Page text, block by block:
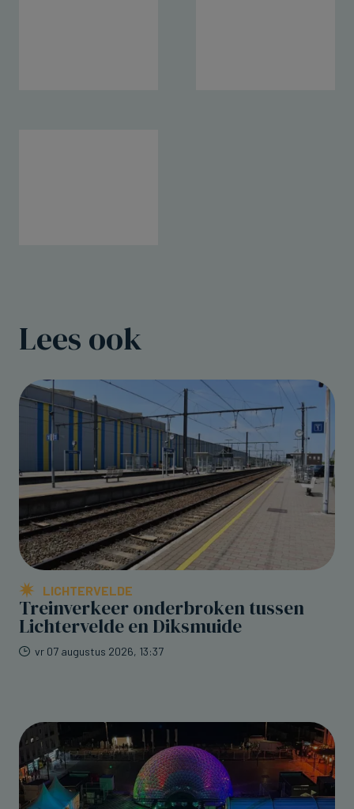
Lees ook
LICHTERVELDE
Treinverkeer onderbroken tussen
Lichtervelde en Diksmuide
vr 07 augustus 2026, 13:37